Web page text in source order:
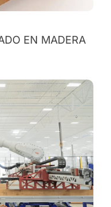
EN MADERA